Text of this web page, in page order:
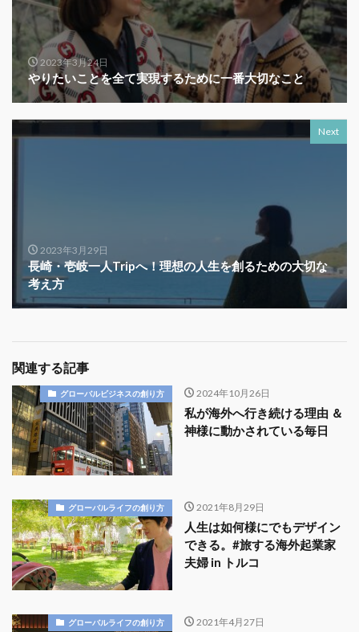
2023年3月24日
やりたいことを全て実現するために一番大切なこと
Next
2023年3月29日
長崎・壱岐一人Tripへ！理想の人生を創るための大切な
考え方
関連する記事
グローバルビジネスの創り方 2024年10月26日
私が海外へ行き続ける理由 ＆
神様に動かされている毎日
グローバルライフの創り方 2021年8月29日
人生は如何様にでもデザイン
できる。#旅する海外起業家
夫婦 in トルコ
グローバルライフの創り方 2021年4月27日